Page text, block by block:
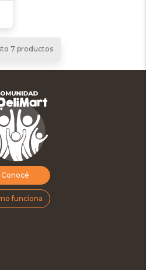
7 productos
Conocé
funciona